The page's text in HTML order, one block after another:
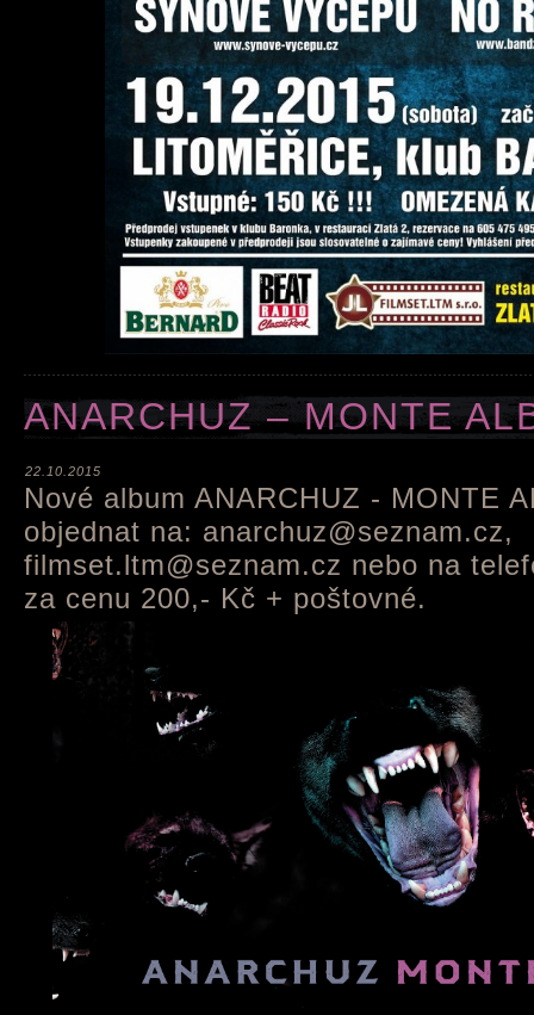
ANARCHUZ – MONTE
22.10.2015
Nové album ANARCHUZ - MONTE
objednat na: anarchuz@seznam.cz,
filmset.ltm@seznam.cz nebo na
za cenu 200,- Kč + poštovné.